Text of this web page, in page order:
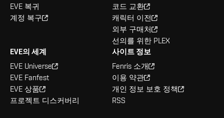
EVE 복귀
계정 복구
코드 교환
캐릭터 이전
외부 구매처
선의를 위한 PLEX
EVE의 세계
EVE Universe
EVE Fanfest
EVE 상품
프로젝트 디스커버리
사이트 정보
Fenris 소개
이용 약관
개인 정보 보호 정책
RSS